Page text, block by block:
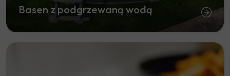
Basen z podgrzewaną wodą